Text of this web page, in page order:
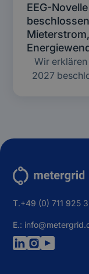
EEG-
Wir
2027
T.+49 (0) 711 925
E.: